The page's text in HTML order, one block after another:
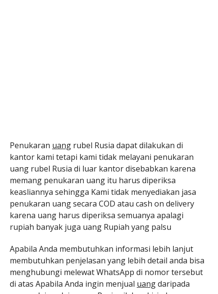
Penukaran uang rubel Rusia dapat dilakukan di
kantor kami tetapi kami tidak melayani penukaran
uang rubel Rusia di luar kantor disebabkan karena
memang penukaran uang itu harus diperiksa
keasliannya sehingga Kami tidak menyediakan jasa
penukaran uang secara COD atau cash on delivery
karena uang harus diperiksa semuanya apalagi
rupiah banyak juga uang Rupiah yang palsu
Apabila Anda membutuhkan informasi lebih lanjut
membutuhkan penjelasan yang lebih detail anda bisa
menghubungi melewat WhatsApp di nomor tersebut
di atas Apabila Anda ingin menjual uangdaripada